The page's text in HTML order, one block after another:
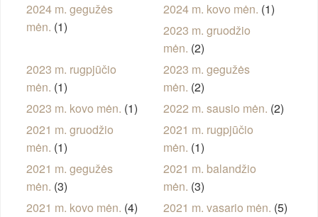
2024 m. gegužės
mėn. (1)
2024 m. kovo mėn. (1)
2023 m. gruodžio
mėn. (2)
2023 m. rugpjūčio
mėn. (1)
2023 m. gegužės
mėn. (2)
2023 m. kovo mėn. (1) 2022 m. sausio mėn. (2)
2021 m. gruodžio
mėn. (1)
2021 m. rugpjūčio
mėn. (1)
2021 m. gegužės
mėn. (3)
2021 m. balandžio
mėn. (3)
2021 m. kovo mėn. (4) 2021 m. vasario mėn. (5)